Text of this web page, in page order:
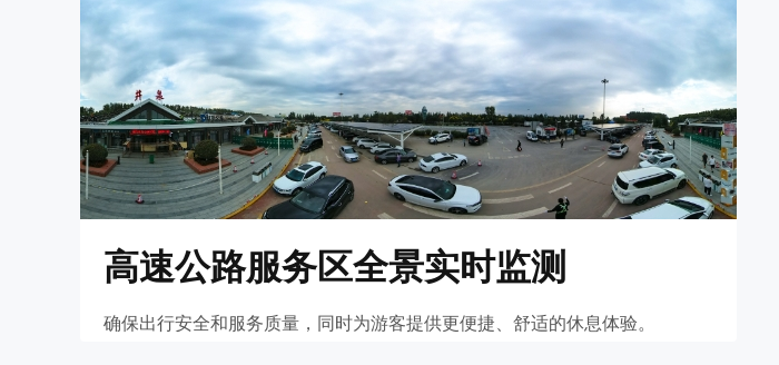
高速公路服务区全景实时监测
确保出行安全和服务质量，同时为游客提供更便捷、舒适的休息体验。